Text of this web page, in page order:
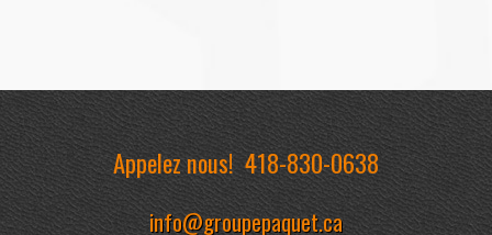
Appelez nous!418-830-0638
info@groupepaquet.ca